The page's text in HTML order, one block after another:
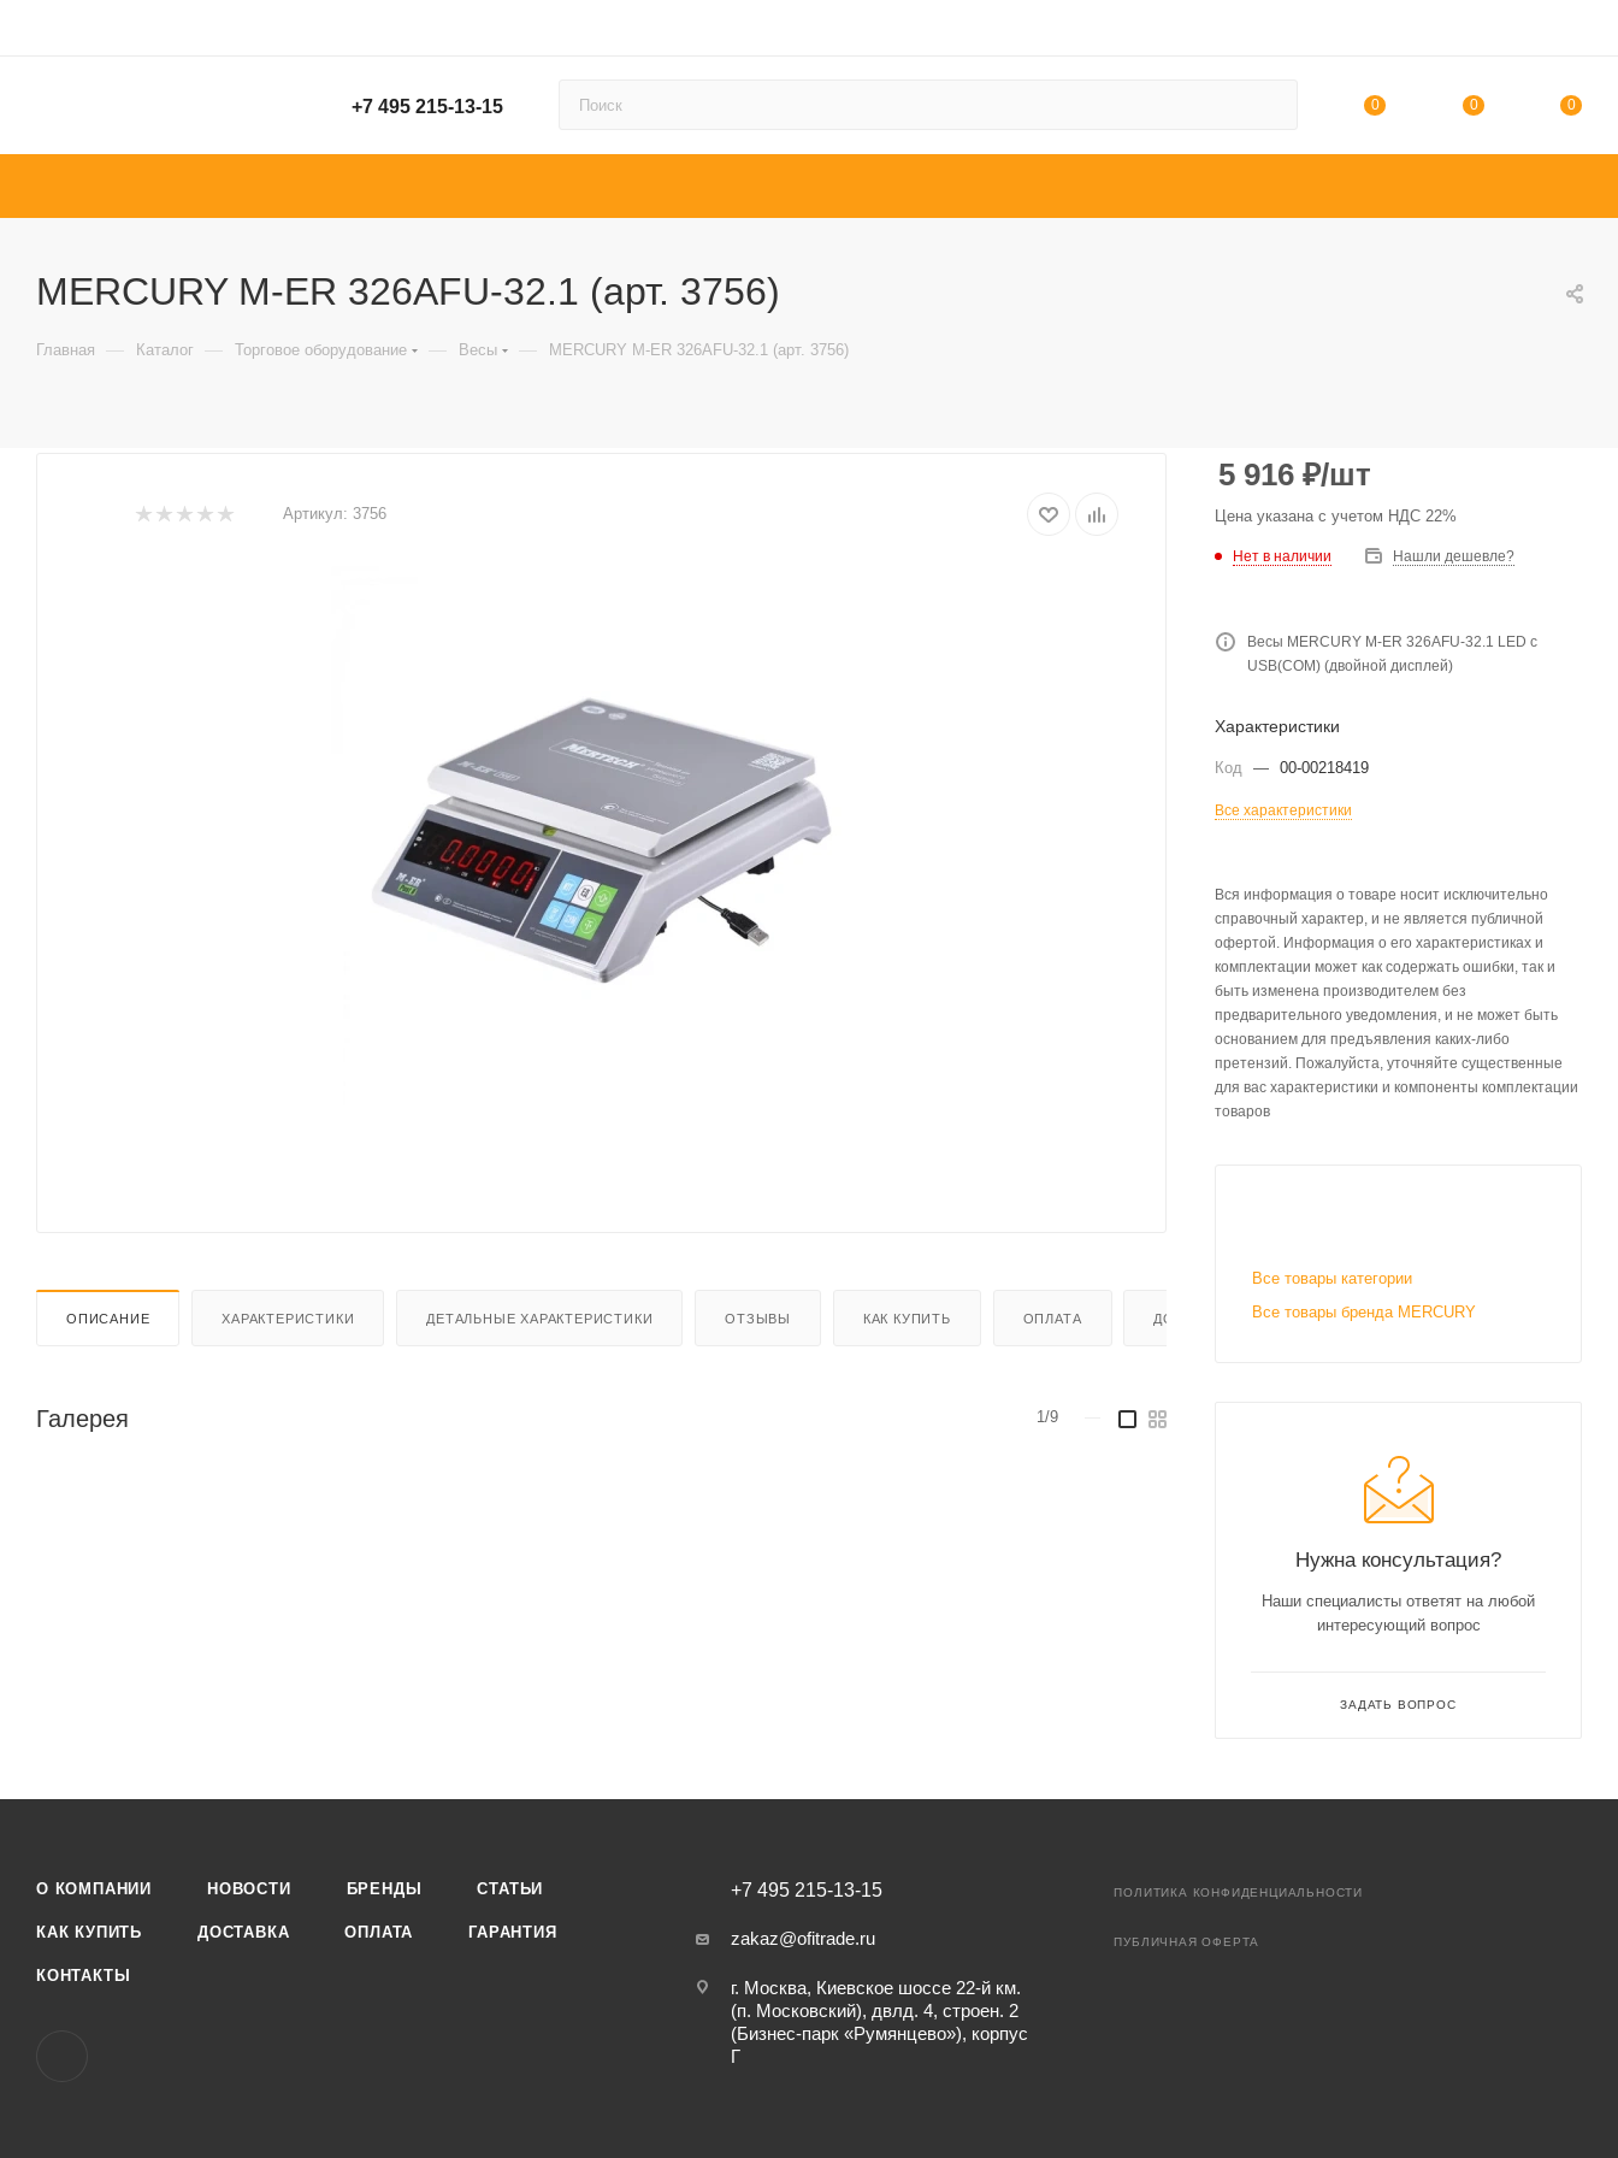
+7 495 215-13-15 0 0 0
MERCURY M-ER 326AFU-32.1 (арт. 3756)
Главная — Каталог — Торговое оборудование — Весы — MERCURY M-ER 326AFU-32.1 (арт. 3756)
Артикул: 3756
ОПИСАНИЕ ХАРАКТЕРИСТИКИ ДЕТАЛЬНЫЕ ХАРАКТЕРИСТИКИ ОТЗЫВЫ КАК КУПИТЬ ОПЛАТА ДОСТАВКА
Галерея 1/9
5 916 ₽/шт
Цена указана с учетом НДС 22%
Нет в наличии Нашли дешевле?
Весы MERCURY M-ER 326AFU-32.1 LED с
USB(COM) (двойной дисплей)
Характеристики
Код — 00-00218419
Все характеристики
Вся информация о товаре носит исключительно
справочный характер, и не является публичной
офертой. Информация о его характеристиках и
комплектации может как содержать ошибки, так и
быть изменена производителем без
предварительного уведомления, и не может быть
основанием для предъявления каких-либо
претензий. Пожалуйста, уточняйте существенные
для вас характеристики и компоненты комплектации
товаров
Все товары категории
Все товары бренда MERCURY
Нужна консультация?
Наши специалисты ответят на любой
интересующий вопрос
ЗАДАТЬ ВОПРОС
О КОМПАНИИ НОВОСТИ БРЕНДЫ СТАТЬИ
КАК КУПИТЬ ДОСТАВКА ОПЛАТА ГАРАНТИЯ
КОНТАКТЫ
+7 495 215-13-15
zakaz@ofitrade.ru
г. Москва, Киевское шоссе 22-й км.
(п. Московский), двлд. 4, строен. 2
(Бизнес-парк «Румянцево»), корпус
Г
ПОЛИТИКА КОНФИДЕНЦИАЛЬНОСТИ
ПУБЛИЧНАЯ ОФЕРТА